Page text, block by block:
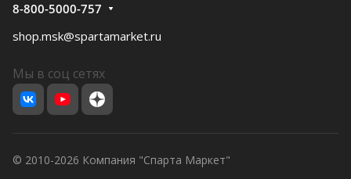
8-800-5000-757
shop.msk@spartamarket.ru
Мы в соц сетях
© 2010-2026 Компания "Спарта Маркет"